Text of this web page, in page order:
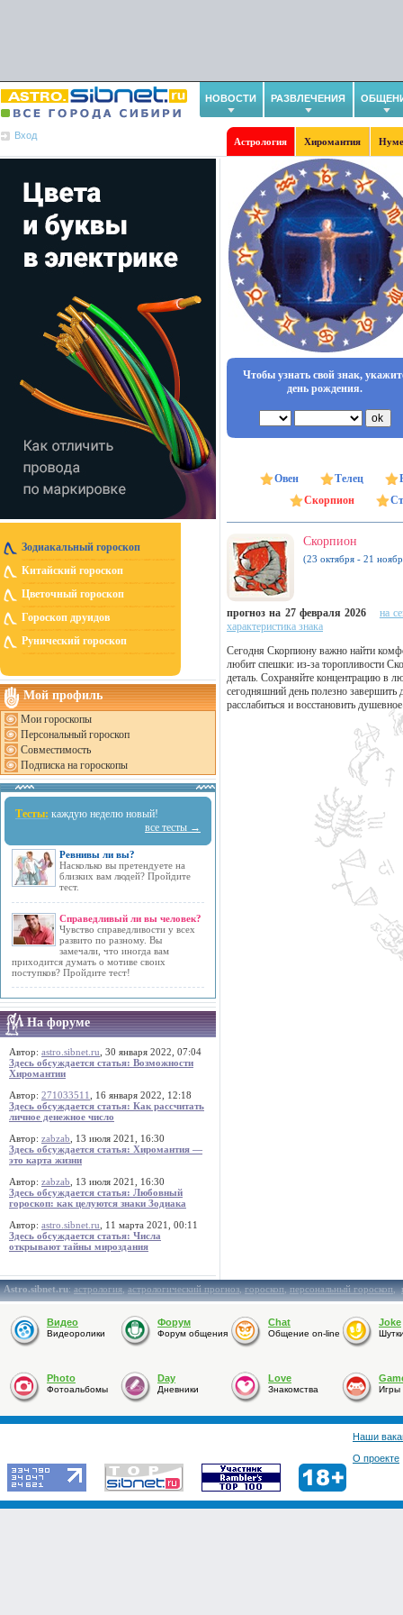
НОВОСТИ РАЗВЛЕЧЕНИЯ
Вход
Астрология Хиромантия
Зодиакальный гороскоп
Китайский гороскоп
Цветочный гороскоп
Гороскоп друидов
Рунический гороскоп
Мой профиль
Мои гороскопы
Персональный гороскоп
Совместимость
Подписка на гороскопы
Тесты: каждую неделю новый!
все тесты →
Ревнивы ли вы?
Насколько вы претендуете на
близких вам людей? Пройдите
тест.
Справедливый ли вы человек?
Чувство справедливости у всех
развито по разному. Вы
замечали, что иногда вам
приходится думать о мотиве своих
поступков? Пройдите тест!
На форуме
Автор: astro.sibnet.ru , 30 января 2022, 07:04
Здесь обсуждается статья: Возможности
Хиромантии
Автор: 271033511
, 16 января 2022, 12:18
Здесь обсуждается статья: Как рассчитать
личное денежное число
Автор: zabzab , 13 июля 2021, 16:30
Здесь обсуждается статья: Хиромантия —
это карта жизни
Автор: zabzab , 13 июля 2021, 16:30
Здесь обсуждается статья: Любовный
гороскоп: как целуются знаки Зодиака
Автор: astro.sibnet.ru , 11 марта 2021, 00:11
Здесь обсуждается статья: Числа
открывают тайны мироздания
Чтобы узнать свой знак,
день рождения.
Овен Телец
Скорпион
Скорпион
(23 октября - 21
прогноз на 27 февраля 2026
на
характеристика знака
Сегодня Скорпиону важно найти
любит спешки: из-за торопливости
деталь. Сохраняйте концентрацию в
сегодняшний день полезно
расслабиться и восстановить
Astro.sibnet.ru:астрология,астрологический прогноз,гороскоп,персональный гороскоп,
Видео
Видеоролики
Форум
Форум общения
Chat
Общение on-line
Joke
Photo
Фотоальбомы
Day
Дневники
Love
Знакомства Игры
Наши
О проекте